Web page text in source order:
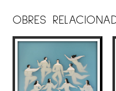
dues dimensions, amb
transparents i altres
inspiració en l’art
tridimensionals de
Amb una personalitat
entre el surrealisme i el
OBRES